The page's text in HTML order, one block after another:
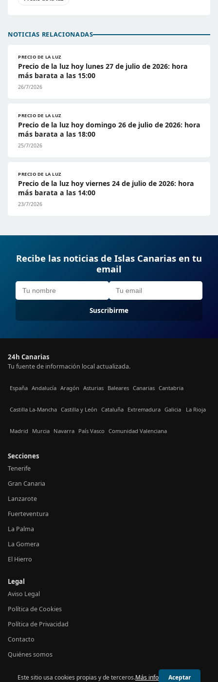
NOTICIAS RELACIONADAS
PRECIO DE LA LUZ
Precio de la luz hoy lunes 27 de julio de 2026: hora
más barata a las 15:00
26/7/2026
PRECIO DE LA LUZ
Precio de la luz hoy domingo 26 de julio de 2026: hora
más barata a las 18:00
25/7/2026
PRECIO DE LA LUZ
Precio de la luz hoy viernes 24 de julio de 2026: hora
más barata a las 14:00
23/7/2026
Recibe las noticias de Islas Canarias en tu
email
Suscribirme
24h Canarias
Tu fuente de información local actualizada.
España Andalucía Aragón Asturias Baleares Canarias Cantabria
Castilla La-Mancha Castilla y León Cataluña Extremadura Galicia La Rioja
Madrid Murcia Navarra País Vasco Comunidad Valenciana
Secciones
Tenerife
Gran Canaria
Lanzarote
Fuerteventura
La Palma
La Gomera
El Hierro
Legal
Aviso Legal
Política de Cookies
Política de Privacidad
Contacto
Quiénes somos
Este sitio usa cookies propias y de terceros.Más info Aceptar